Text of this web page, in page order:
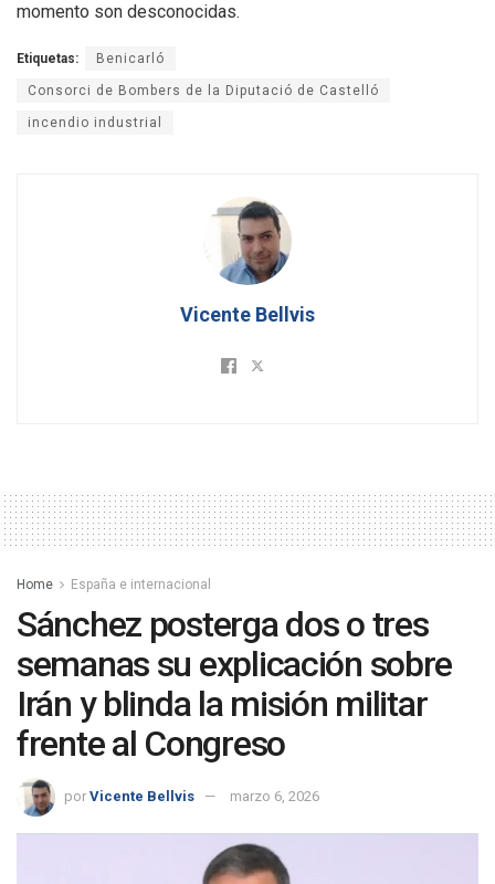
momento son desconocidas.
Etiquetas: Benicarló
Consorci de Bombers de la Diputació de Castelló
incendio industrial
Vicente Bellvis
Home España e internacional
Sánchez posterga dos o tres
semanas su explicación sobre
Irán y blinda la misión militar
frente al Congreso
por Vicente Bellvis marzo 6, 2026